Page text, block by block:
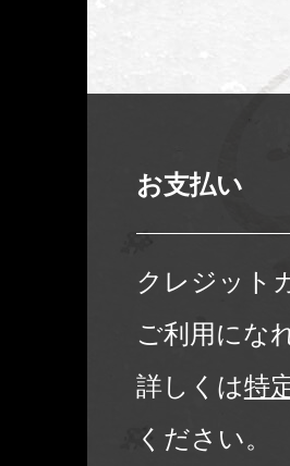
お支払い
クレジット
ご利用にな
詳しくは特
ください。